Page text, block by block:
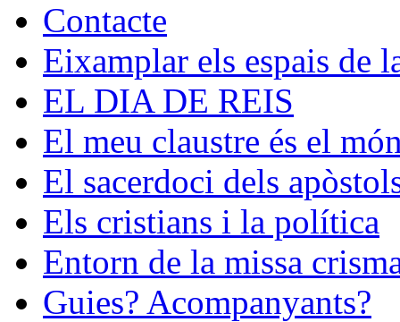
Contacte
Eixamplar els espais de
EL DIA DE REIS
El meu claustre és el
El sacerdoci dels
Els cristians i la política
Entorn de la missa
Guies? Acompanyants?